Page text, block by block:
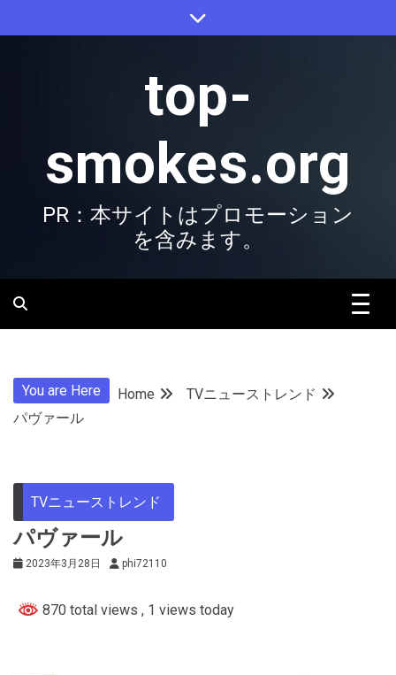
to
top-
smokes.org
PR：本サイトはプロモーション
を含みます。
You are Here Home
TVニューストレンド
パヴァール
TVニューストレンド
パヴァール
2023年3月28日 phi72110
870 total views , 1 views today